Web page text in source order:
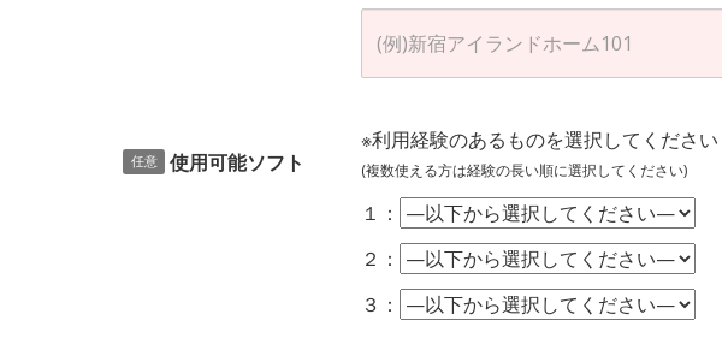
任意 使用可能ソフト
※利用経験のあるものを選択してください
(複数使える方は経験の長い順に選択してください)
１：
２：
３：